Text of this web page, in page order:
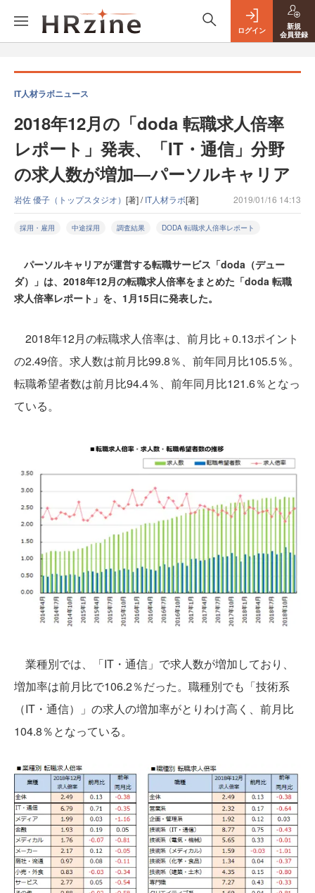
ログイン
新規
会員登録
IT人材ラボニュース
2018年12月の「doda 転職求人倍率
レポート」発表、「IT・通信」分野
の求人数が増加―パーソルキャリア
岩佐 優子（トップスタジオ） [著] /IT人材ラボ[著] 2019/01/16 14:13
採用・雇用 中途採用 調査結果 DODA 転職求人倍率レポート
パーソルキャリアが運営する転職サービス「doda（デュー
ダ）」は、2018年12月の転職求人倍率をまとめた「doda 転職
求人倍率レポート」を、1月15日に発表した。
2018年12月の転職求人倍率は、前月比＋0.13ポイント
の2.49倍。求人数は前月比99.8％、前年同月比105.5％。
転職希望者数は前月比94.4％、前年同月比121.6％となっ
ている。
業種別では、「IT・通信」で求人数が増加しており、
増加率は前月比で106.2％だった。職種別でも「技術系
（IT・通信）」の求人の増加率がとりわけ高く、前月比
104.8％となっている。